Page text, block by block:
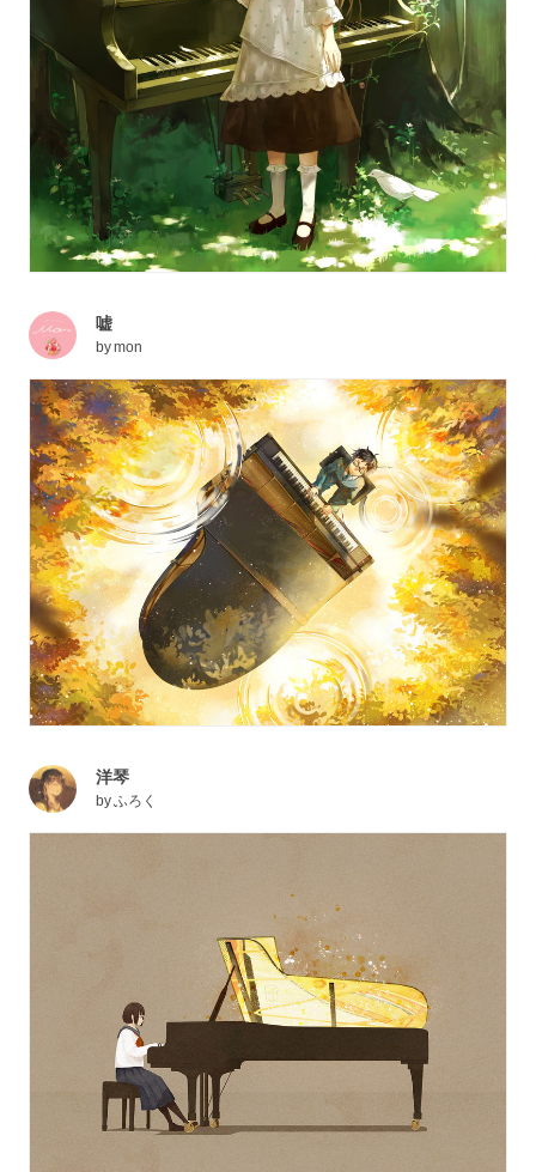
嘘
bymon
洋琴
byふろく